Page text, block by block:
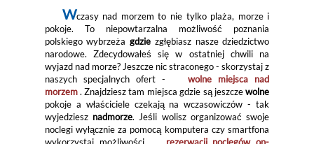
Wczasy nad morzem to nie tylko plaża, morze i
pokoje. To niepowtarzalna możliwość poznania
polskiego wybrzeżagdzie zgłębiasz nasze dziedzictwo
narodowe. Zdecydowałeś się w ostatniej chwili na
wyjazd nad morze? Jeszcze nic straconego - skorzystaj z
naszych specjalnych ofert -
wolne miejsca nad
morzem . Znajdziesz tam miejsca gdzie są jeszczewolne
pokoje a właściciele czekają na wczasowiczów - tak
wyjedziesz nadmorze. Jeśli wolisz organizować swoje
noclegi wyłącznie za pomocą komputera czy smartfona